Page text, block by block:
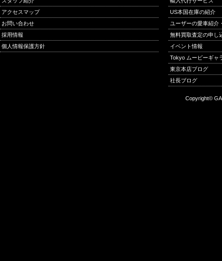
アクセスマップ
お問い合わせ
採用情報
個人情報保護方針
US本国在庫の紹介
ユーザーの愛車紹介
無料買取査定の申し
イベント情報
Tokyo ムービーギャ
東京本店ブログ
社長ブログ
Copyright©